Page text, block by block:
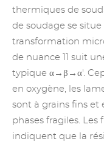
thermiques de
de soudage se situe
transformation
de nuance 11 suit
typique α→β→α'.
en oxygène, les
sont à grains fins
phases fragiles.
indiquent que la